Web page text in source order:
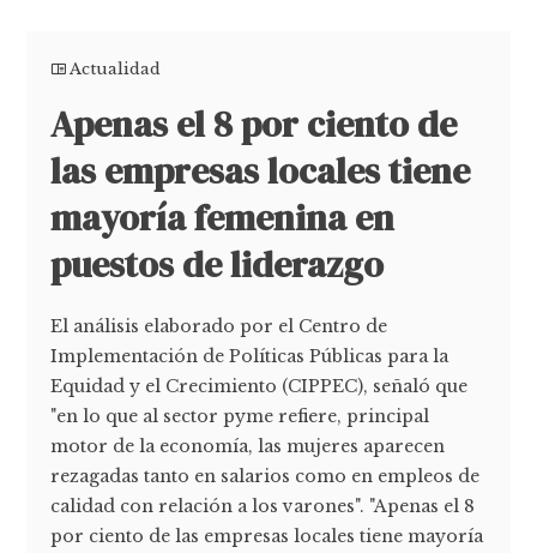
Actualidad
Apenas el 8 por ciento de
las empresas locales tiene
mayoría femenina en
puestos de liderazgo
El análisis elaborado por el Centro de
Implementación de Políticas Públicas para la
Equidad y el Crecimiento (CIPPEC), señaló que
"en lo que al sector pyme refiere, principal
motor de la economía, las mujeres aparecen
rezagadas tanto en salarios como en empleos de
calidad con relación a los varones". "Apenas el 8
por ciento de las empresas locales tiene mayoría